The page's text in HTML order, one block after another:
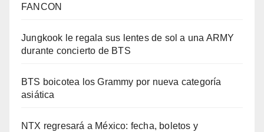
FANCON
Jungkook le regala sus lentes de sol a una ARMY
durante concierto de BTS
BTS boicotea los Grammy por nueva categoría
asiática
NTX regresará a México: fecha, boletos y